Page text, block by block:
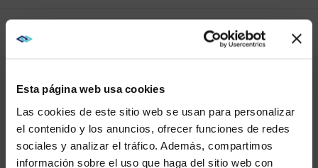
Esta página web usa cookies
Las cookies de este sitio web se usan para personalizar
el contenido y los anuncios, ofrecer funciones de redes
sociales y analizar el tráfico. Además, compartimos
información sobre el uso que haga del sitio web con
to
view
VIEW MORE
WE NOTICED YOU'RE IN USA.